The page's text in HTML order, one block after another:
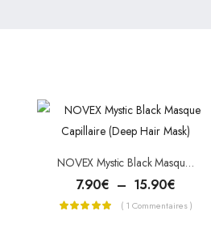
NOVEX Mystic Black Masque Capillaire (Deep Hair Mask)
7.90€ – 15.90€
( 1 Commentaires )